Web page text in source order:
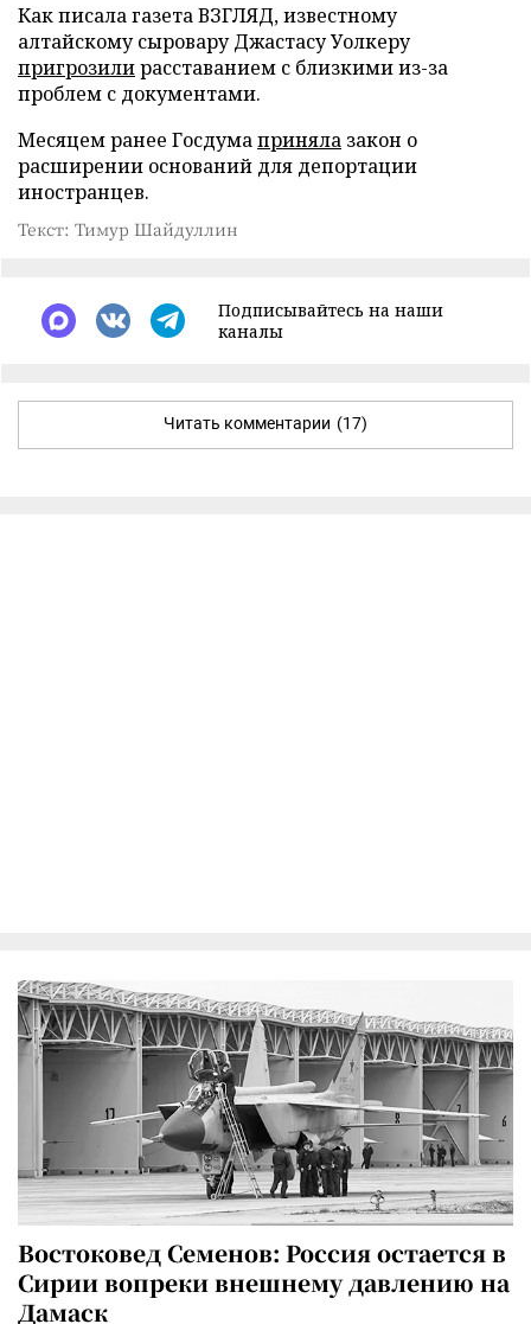
Как писала газета ВЗГЛЯД, известному
алтайскому сыровару Джастасу Уолкеру
пригрозилирасставанием с близкими из-за
проблем с документами.
Месяцем ранее Госдумаприняла закон о
расширении оснований для депортации
иностранцев.
Текст: Тимур Шайдуллин
Подписывайтесь на наши
каналы
Читать комментарии (17)
Востоковед Семенов: Россия остается в
Сирии вопреки внешнему давлению на
Дамаск